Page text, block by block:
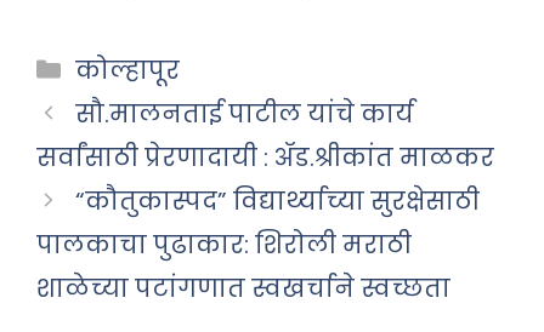
Categories
कोल्हापूर
सौ.मालनताई पाटील यांचे कार्य
सर्वांसाठी प्रेरणादायी : ॲड.श्रीकांत माळकर
“कौतुकास्पद” विद्यार्थ्याच्या सुरक्षेसाठी
पालकाचा पुढाकार: शिरोली मराठी
शाळेच्या पटांगणात स्वखर्चाने स्वच्छता